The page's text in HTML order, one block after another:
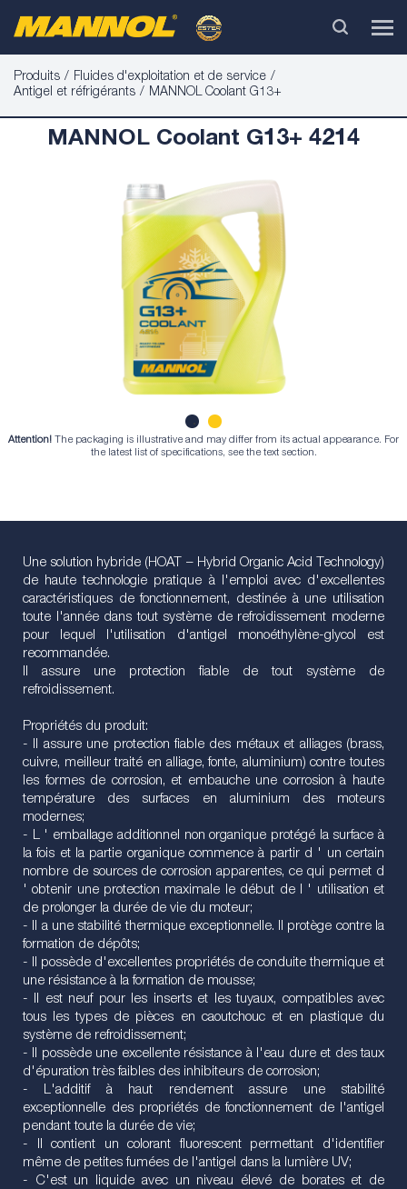
Produits
Fluides d'exploitation et de service
Antigel et réfrigérants
MANNOL Coolant G13+
MANNOL Coolant G13+ 4214
1 2
Attention! The packaging is illustrative and may differ from its actual appearance. For
the latest list of specifications, see the text section.
Une solution hybride (HOAT – Hybrid Organic Acid Technology)
de haute technologie pratique à l'emploi avec d'excellentes
caractéristiques de fonctionnement, destinée à une utilisation
toute l'année dans tout système de refroidissement moderne
pour lequel l'utilisation d'antigel monoéthylène-glycol est
recommandée.
Il assure une protection fiable de tout système de
refroidissement.
Propriétés du produit:
- Il assure une protection fiable des métaux et alliages (brass,
cuivre, meilleur traité en alliage, fonte, aluminium) contre toutes
les formes de corrosion, et embauche une corrosion à haute
température des surfaces en aluminium des moteurs
modernes;
- L ' emballage additionnel non organique protégé la surface à
la fois et la partie organique commence à partir d ' un certain
nombre de sources de corrosion apparentes, ce qui permet d
' obtenir une protection maximale le début de l ' utilisation et
de prolonger la durée de vie du moteur;
- Il a une stabilité thermique exceptionnelle. Il protège contre la
formation de dépôts;
- Il possède d'excellentes propriétés de conduite thermique et
une résistance à la formation de mousse;
- Il est neuf pour les inserts et les tuyaux, compatibles avec
tous les types de pièces en caoutchouc et en plastique du
système de refroidissement;
- Il possède une excellente résistance à l'eau dure et des taux
d'épuration très faibles des inhibiteurs de corrosion;
- L'additif à haut rendement assure une stabilité
exceptionnelle des propriétés de fonctionnement de l'antigel
pendant toute la durée de vie;
- Il contient un colorant fluorescent permettant d'identifier
même de petites fumées de l'antigel dans la lumière UV;
- C'est un liquide avec un niveau élevé de borates et de